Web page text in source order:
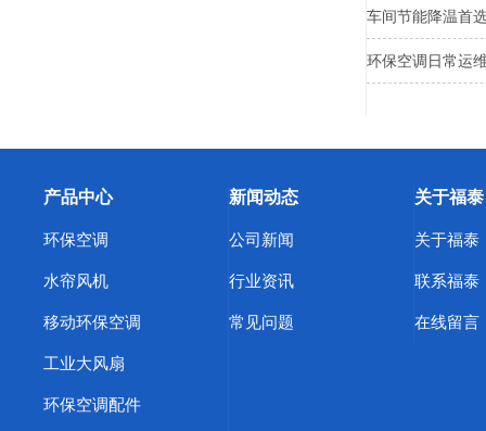
车间节能降温首
环保空调日常运
产品中心
环保空调
水帘风机
移动环保空调
工业大风扇
环保空调配件
新闻动态
公司新闻
行业资讯
常见问题
关于福泰
关于福泰
联系福泰
在线留言